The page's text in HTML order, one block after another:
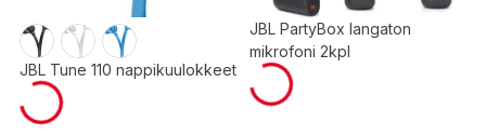
JBL Tune 110 nappikuulokkeet
JBL PartyBox langaton
mikrofoni 2kpl